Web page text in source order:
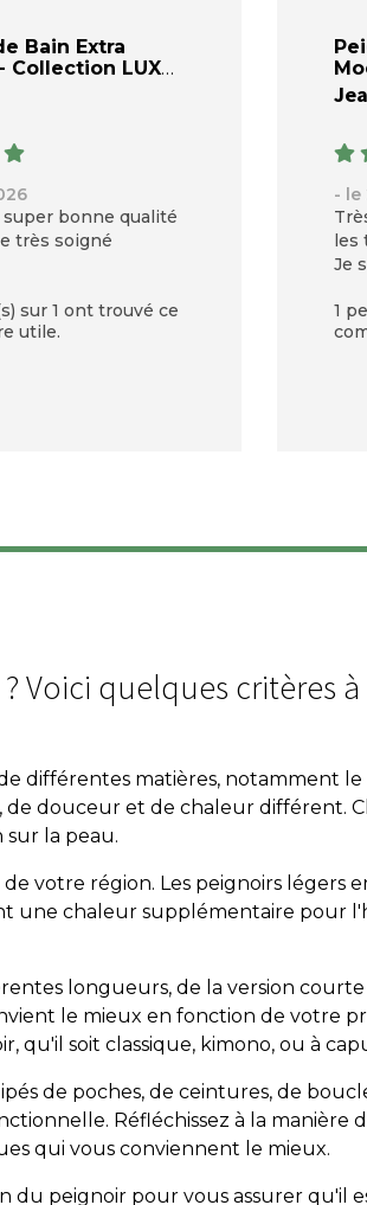
Bain Extra
Collection LUXE
bonne qualité
très soigné
sur 1 ont trouvé ce
utile.
- le
les
Je
1
Voici quelques critères
différentes matières, notamment
douceur et de chaleur différent.
la peau.
votre région. Les peignoirs légers
une chaleur supplémentaire pour
longueurs, de la version
le mieux en fonction de votre
qu'il soit classique, kimono, ou à
de poches, de ceintures, de
Réfléchissez à la manière
qui vous conviennent le mieux.
du peignoir pour vous assurer qu'il